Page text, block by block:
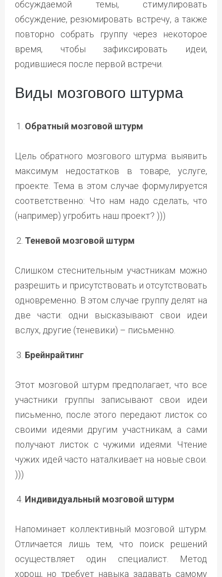
обсуждаемой темы, стимулировать
обсуждение, резюмировать встречу, а также
повторно собрать группу через некоторое
время, чтобы зафиксировать идеи,
родившиеся после первой встречи.
Виды мозгового штурма
Обратный мозговой штурм
Цель обратного мозгового штурма: выявить
максимум недостатков в товаре, услуге,
проекте. Тема в этом случае формулируется
соответственно: Что нам надо сделать, что
(например) угробить наш проект? )))
Теневой мозговой штурм
Слишком стеснительным участникам можно
разрешить и присутствовать и отсутствовать
одновременно. В этом случае группу делят на
две части: одни высказывают свои идеи
вслух, другие (теневики) – письменно.
Брейнрайтинг
Этот мозговой штурм предполагает, что все
участники группы записывают свои идеи
письменно, после этого передают листок со
своими идеями другим участникам, а сами
получают листок с чужими идеями. Чтение
чужих идей часто наталкивает на новые свои.
)))
Индивидуальный мозговой штурм
Напоминает коллективный мозговой штурм.
Отличается лишь тем, что поиск решений
осуществляет один специалист. Метод
хорош, но требует навыка задавать самому